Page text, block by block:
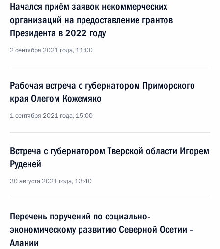
Начался приём заявок некоммерческих
организаций на предоставление грантов
Президента в 2022 году
2 сентября 2021 года, 11:00
Рабочая встреча с губернатором Приморского
края Олегом Кожемяко
1 сентября 2021 года, 15:00
Встреча с губернатором Тверской области Игорем
Руденей
30 августа 2021 года, 13:40
Перечень поручений по социально-
экономическому развитию Северной Осетии –
Алании